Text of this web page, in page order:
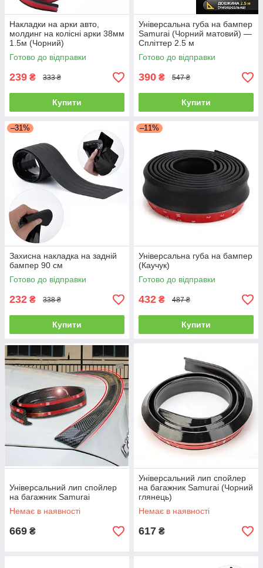
Накладки на арки авто,
молдинг на колісні арки 38мм
1.5м (Чорний)
Готово до відправки
239 ₴ 333 ₴
Купити
Універсальна губа на бампер
Samurai (Чорний матовий) —
Спліттер 2.5 м
Готово до відправки
390 ₴ 547 ₴
Купити
–31%
Захисна накладка на задній
бампер 90 см
Готово до відправки
232 ₴ 338 ₴
Купити
–11%
Універсальна губа на бампер
(Каучук)
Готово до відправки
432 ₴ 487 ₴
Купити
Універсальний лип спойлер
на багажник Samurai
Немає в наявності
669 ₴
Універсальний лип спойлер
на багажник Samurai (Чорний
глянець)
Немає в наявності
617 ₴